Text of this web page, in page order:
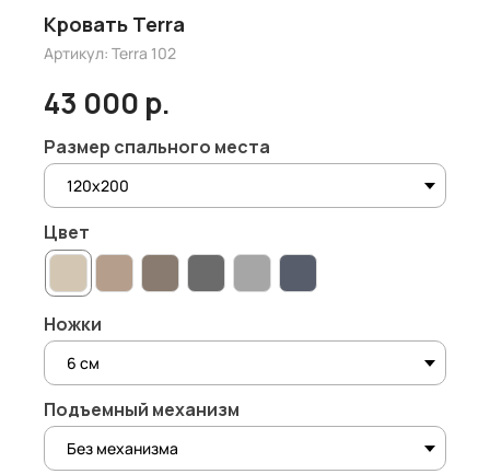
Кровать Terra
Артикул: Terrа 102
43 000 р.
Размер спального места
Цвет
Ножки
Подъемный механизм